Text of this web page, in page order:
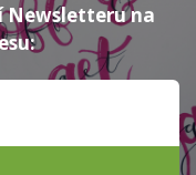
Newsletteru na